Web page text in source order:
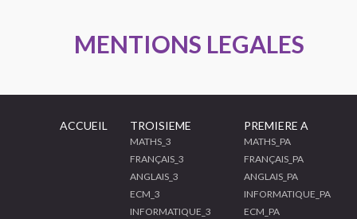
MENTIONS LEGALES
ACCUEIL TROISIEME
MATHS_3
FRANÇAIS_3
ANGLAIS_3
ECM_3
INFORMATIQUE_3
PREMIERE A
MATHS_PA
FRANÇAIS_PA
ANGLAIS_PA
INFORMATIQUE_PA
ECM_PA